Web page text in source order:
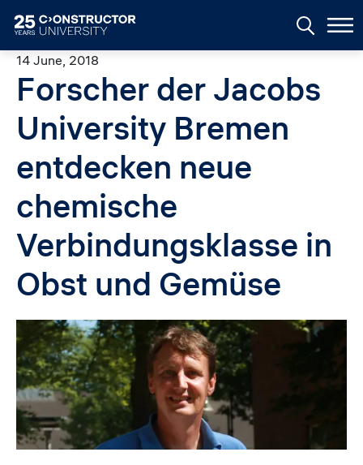
14 June, 2018
Forscher der Jacobs
University Bremen
entdecken neue
chemische
Verbindungsklasse in
Obst und Gemüse
Image